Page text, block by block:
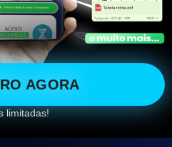
AGORA
limitadas!